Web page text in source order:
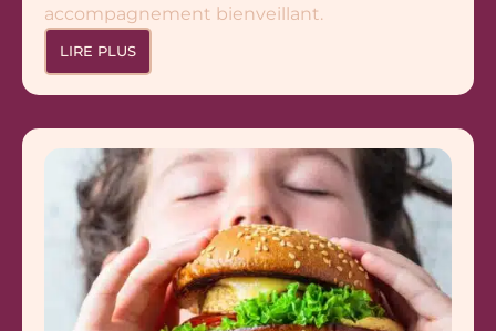
accompagnement bienveillant.
LIRE PLUS